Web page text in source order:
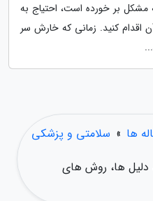
بر خورده است، احتیاج به
اقدام کنید. زمانی که خارش سر
ها » سلامتی و پزشکی
دلیل ها، روش های